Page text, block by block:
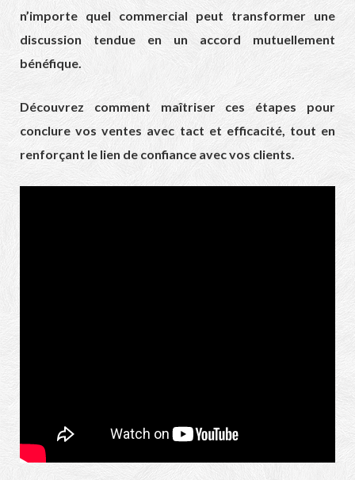
n’importe quel commercial peut transformer une
discussion tendue en un accord mutuellement
bénéfique.
Découvrez comment maîtriser ces étapes pour
conclure vos ventes avec tact et efficacité, tout en
renforçant le lien de confiance avec vos clients.